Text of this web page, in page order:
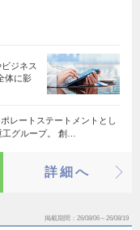
ジネス
体に影
レートステートメントとし
グループ。 創…
詳細へ
掲載期間 26/08/06～26/08/19